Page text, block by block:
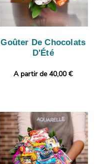
Goûter De Chocolats
D'Été
A partir de 40,00 €